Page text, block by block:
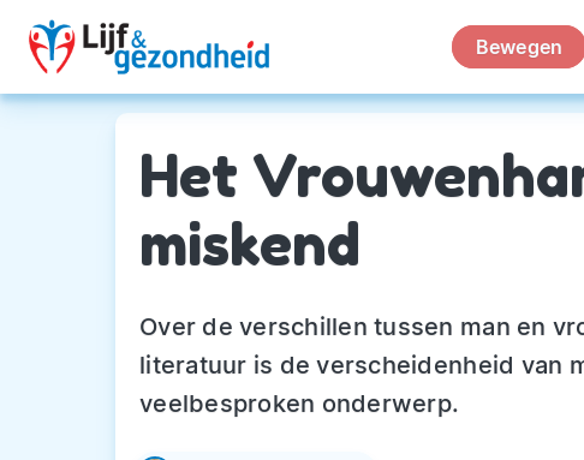
Bewegen
Het
miskend
Over de verschillen tussen man en
literatuur is de verscheidenheid van
veelbesproken onderwerp.